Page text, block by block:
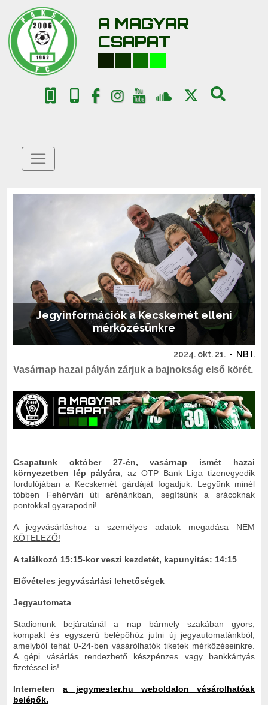
A MAGYAR
CSAPAT
Jegyinformációk a Kecskemét elleni
mérkőzésünkre
2024. okt. 21. - NB I.
Vasárnap hazai pályán zárjuk a bajnokság első körét.
Csapatunk október 27-én, vasárnap ismét hazai
környezetben lép pályára , az OTP Bank Liga tizenegyedik
fordulójában a Kecskemét gárdáját fogadjuk. Legyünk minél
többen Fehérvári úti arénánkban, segítsünk a srácoknak
pontokkal gyarapodni!
A jegyvásárláshoz a személyes adatok megadása NEM
KÖTELEZŐ!
A találkozó 15:15-kor veszi kezdetét, kapunyitás: 14:15
Elővételes jegyvásárlási lehetőségek
Jegyautomata
Stadionunk bejáratánál a nap bármely szakában gyors,
kompakt és egyszerű belépőhöz jutni új jegyautomatánkból,
amelyből tehát 0-24-ben vásárólhatók tiketek mérkőzéseinkre.
A gépi vásárlás rendezhető készpénzes vagy bankkártyás
fizetéssel is!
Internetena jegymester.hu weboldalon vásárolhatóak
belépők.